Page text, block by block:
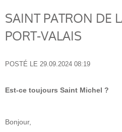
SAINT PATRON DE
PORT-VALAIS
POSTÉ LE 29.09.2024 08:19
Est-ce toujours Saint Michel ?
Bonjour,